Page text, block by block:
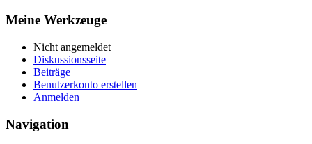
Meine Werkzeuge
Nicht angemeldet
Diskussionsseite
Beiträge
Benutzerkonto erstellen
Anmelden
Navigation